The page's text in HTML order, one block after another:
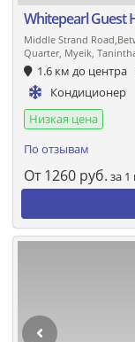
Whitepearl Guest
Middle Strand
Quarter, Myeik,
1.6 км до центра
Кондиционер
Низкая цена
По отзывам
От 1260 руб. за 1